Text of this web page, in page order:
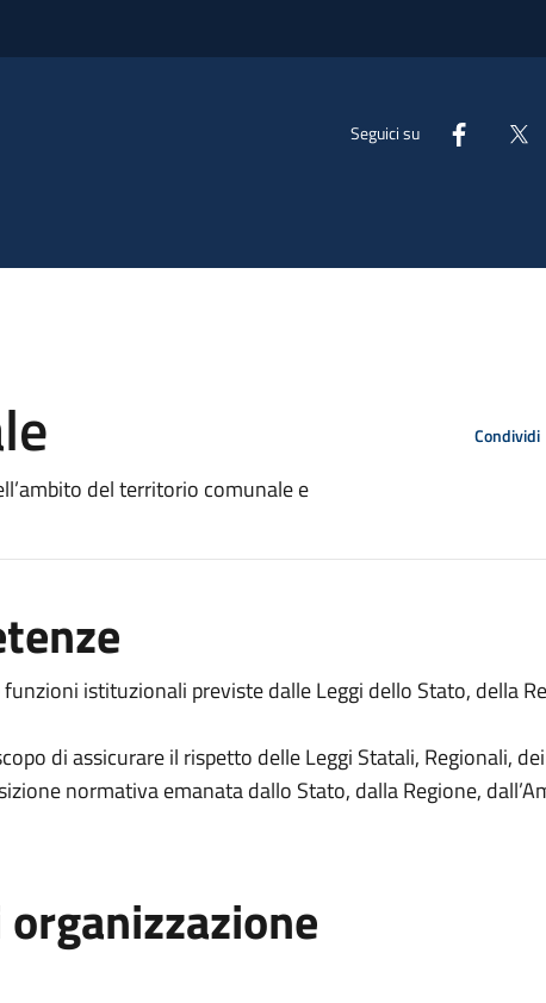
Seguici su
del territorio comunale e
Condividi
istituzionali previste dalle Leggi dello Stato, della
di assicurare il rispetto delle Leggi Statali, Regionali,
normativa emanata dallo Stato, dalla Regione,